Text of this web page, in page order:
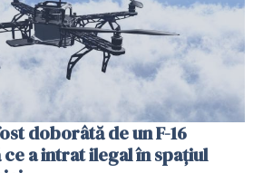
doborâtă de un F-16
a intrat ilegal în spațiul